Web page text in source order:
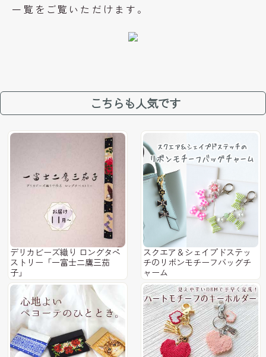
一覧をご覧いただけます。
こちらも人気です
デリカビーズ織り ロングタペ
ストリー「一富士二鷹三茄
子」
スクエア＆シェイプドステッ
チのリボンモチーフバッグチ
ャーム